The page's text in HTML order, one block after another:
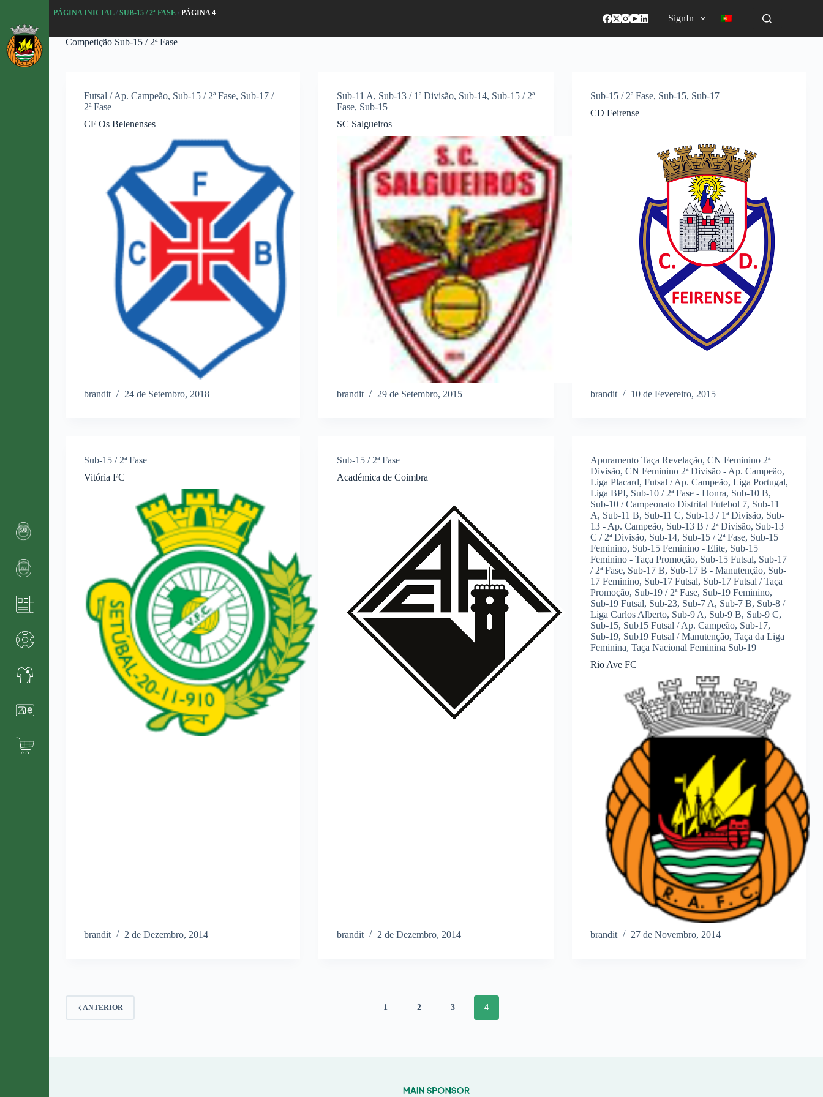
l
a
r
p
PÁGINA INICIAL/SUB-15 / 2ª FASE /PÁGINA 4
SignIn
Competição Sub-15 / 2ª Fase
Futsal / Ap. Campeão, Sub-15 / 2ª Fase, Sub-17 /
2ª Fase
CF Os Belenenses
brandit 24 de Setembro, 2018
Sub-11 A, Sub-13 / 1ª Divisão, Sub-14, Sub-15 / 2ª
Fase, Sub-15
SC Salgueiros
brandit 29 de Setembro, 2015
Sub-15 / 2ª Fase, Sub-15, Sub-17
CD Feirense
brandit 10 de Fevereiro, 2015
Sub-15 / 2ª Fase
Vitória FC
brandit 2 de Dezembro, 2014
Sub-15 / 2ª Fase
Académica de Coimbra
brandit 2 de Dezembro, 2014
Apuramento Taça Revelação, CN Feminino 2ª
Divisão, CN Feminino 2ª Divisão - Ap. Campeão,
Liga Placard, Futsal / Ap. Campeão, Liga Portugal,
Liga BPI, Sub-10 / 2ª Fase - Honra, Sub-10 B,
Sub-10 / Campeonato Distrital Futebol 7, Sub-11
A, Sub-11 B, Sub-11 C, Sub-13 / 1ª Divisão, Sub-
13 - Ap. Campeão, Sub-13 B / 2ª Divisão, Sub-13
C / 2ª Divisão, Sub-14, Sub-15 / 2ª Fase, Sub-15
Feminino, Sub-15 Feminino - Elite, Sub-15
Feminino - Taça Promoção, Sub-15 Futsal, Sub-17
/ 2ª Fase, Sub-17 B, Sub-17 B - Manutenção, Sub-
17 Feminino, Sub-17 Futsal, Sub-17 Futsal / Taça
Promoção, Sub-19 / 2ª Fase, Sub-19 Feminino,
Sub-19 Futsal, Sub-23, Sub-7 A, Sub-7 B, Sub-8 /
Liga Carlos Alberto, Sub-9 A, Sub-9 B, Sub-9 C,
Sub-15, Sub15 Futsal / Ap. Campeão, Sub-17,
Sub-19, Sub19 Futsal / Manutenção, Taça da Liga
Feminina, Taça Nacional Feminina Sub-19
Rio Ave FC
brandit 27 de Novembro, 2014
ANTERIOR 1 2 3 4